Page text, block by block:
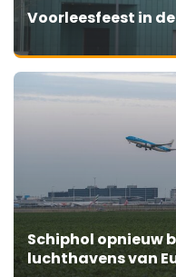
Voorleesfeest in
Schiphol opnieuw
luchthavens van